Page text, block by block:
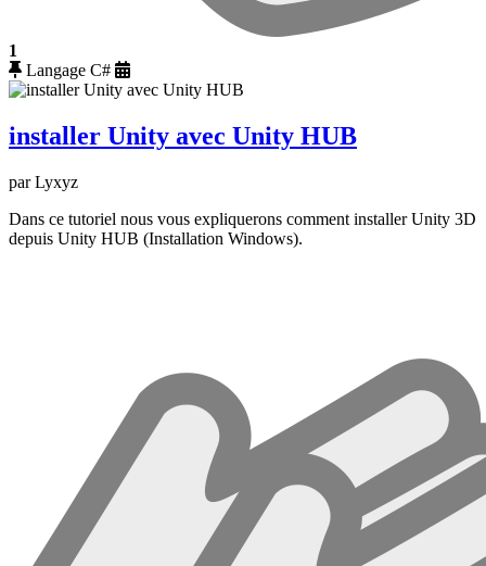
1
Langage C#
installer Unity avec Unity HUB
par Lyxyz
Dans ce tutoriel nous vous expliquerons comment installer Unity 3D
depuis Unity HUB (Installation Windows).